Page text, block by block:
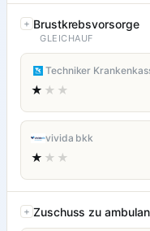
Brustkrebsvorsorge
GLEICHAUF
Techniker
★ ★★
vivida bkk
★ ★★
Zuschuss zu